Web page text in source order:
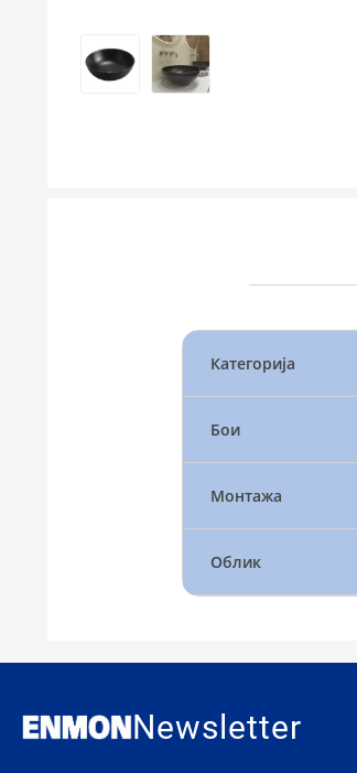
Категорија
Бои
Монтажа
Облик
Newsletter